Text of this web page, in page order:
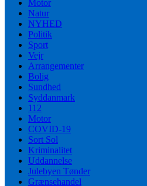
Motor
Natur
NYHED
Politik
Sport
Vejr
Arrangementer
Bolig
Sundhed
Syddanmark
112
Motor
COVID-19
Sort Sol
Kriminalitet
Uddannelse
Julebyen Tønder
Grænsehandel